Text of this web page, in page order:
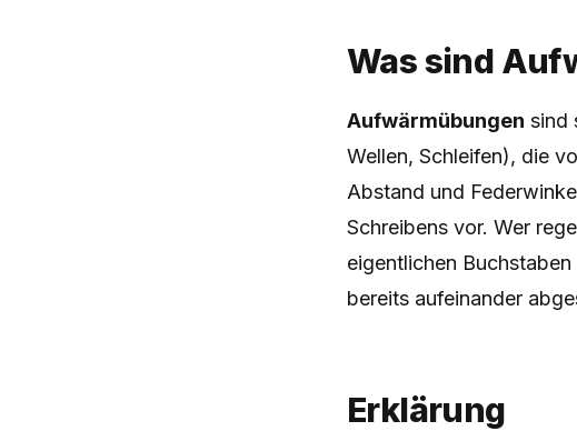
Was sind
Aufwärmübungen sind
Wellen, Schleifen), die
Abstand und
Schreibens vor. Wer
eigentlichen
bereits aufeinander
Erklärung